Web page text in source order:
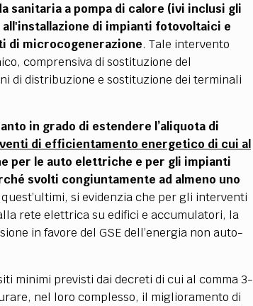
sanitaria a pompa di calore (ivi inclusi gli
all'installazione di impianti fotovoltaici e
di microcogenerazione. Tale intervento
comprensiva di sostituzione del
di distribuzione e sostituzione dei terminali
in grado di estendere l’aliquota di
di efficientamento energetico di cui al
per le auto elettriche e per gli impianti
svolti congiuntamente ad almeno uno
si evidenzia che per gli interventi
rete elettrica su edifici e accumulatori, la
in favore del GSE dell’energia non auto-
minimi previsti dai decreti di cui al comma 3-
nel loro complesso, il miglioramento di